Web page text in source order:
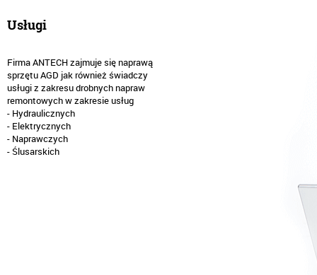
Usługi
Firma ANTECH zajmuje się naprawą
sprzętu AGD jak również świadczy
usługi z zakresu drobnych napraw
remontowych w zakresie usług
- Hydraulicznych
- Elektrycznych
- Naprawczych
- Ślusarskich